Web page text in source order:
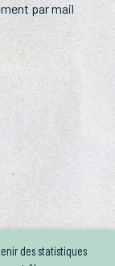
des statistiques
par mail